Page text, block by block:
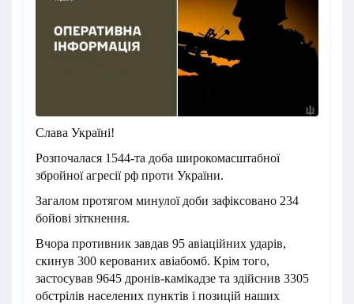
Слава Україні!
Розпочалася 1544-та доба широкомасштабної
збройної агресії рф проти України.
Загалом протягом минулої доби зафіксовано 234
бойові зіткнення.
Вчора противник завдав 95 авіаційних ударів,
скинув 300 керованих авіабомб. Крім того,
застосував 9645 дронів-камікадзе та здійснив 3305
обстрілів населених пунктів і позицій наших